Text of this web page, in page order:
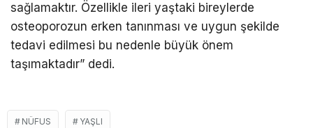
sağlamaktır. Özellikle ileri yaştaki bireylerde
osteoporozun erken tanınması ve uygun şekilde
tedavi edilmesi bu nedenle büyük önem
taşımaktadır” dedi.
NÜFUS YAŞLI